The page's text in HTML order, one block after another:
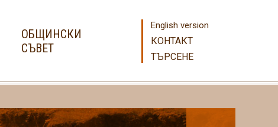
ОБЩИНСКИ
СЪВЕТ
English version
КОНТАКТ
ТЪРСЕНЕ